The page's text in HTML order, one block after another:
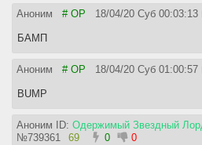
Аноним # OP 18/04/20 Суб 00:03:13
БАМП
Аноним # OP 18/04/20 Суб 01:00:57
BUMP
Аноним ID: Одержимый Звездный
№739361 69 0 0